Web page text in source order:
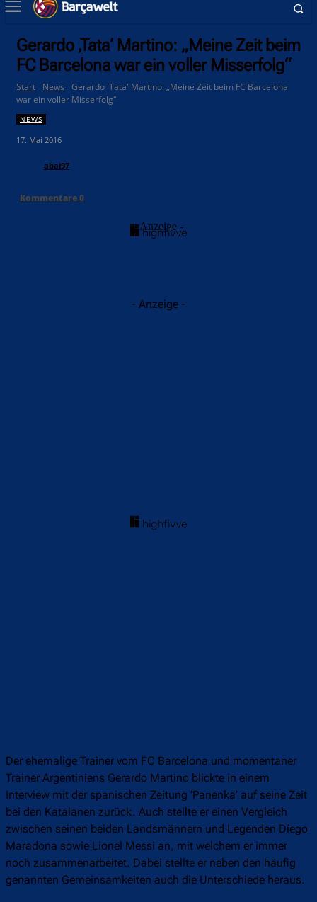
Gerardo ‚Tata‘ Martino: „Meine Zeit beim
FC Barcelona war ein voller Misserfolg“
Start News
Gerardo 'Tata' Martino: „Meine Zeit beim FC Barcelona
war ein voller Misserfolg“
NEWS
17. Mai 2016
abai97
Kommentare0
- Anzeige -
- Anzeige -
Der ehemalige Trainer vom FC Barcelona und momentaner
Trainer Argentiniens Gerardo Martino blickte in einem
Interview mit der spanischen Zeitung ’Panenka’ auf seine Zeit
bei den Katalanen zurück. Auch stellte er einen Vergleich
zwischen seinen beiden Landsmännern und Legenden Diego
Maradona sowie Lionel Messi an, mit welchem er immer
noch zusammenarbeitet. Dabei stellte er neben den häufig
genannten Gemeinsamkeiten auch die Unterschiede heraus.